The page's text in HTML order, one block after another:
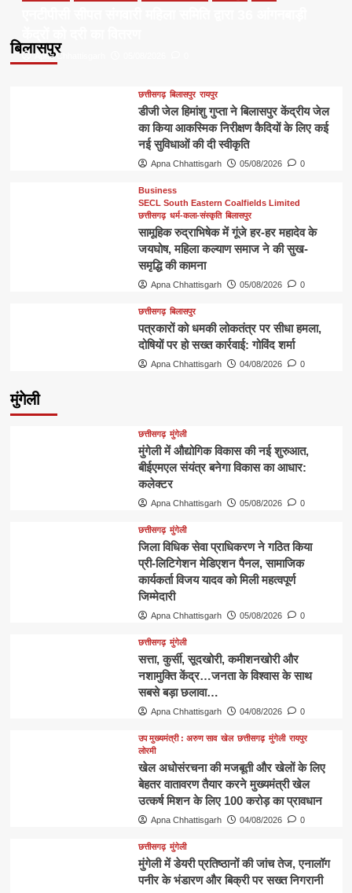
बिलासपुरApna Chhattisgarh
छत्तीसगढ़ बिलासपुर रायपुर
डीजी जेल हिमांशु गुप्ता ने बिलासपुर केंद्रीय जेल
का किया आकस्मिक निरीक्षण कैदियों के लिए कई
नई सुविधाओं की दी स्वीकृति
Apna Chhattisgarh 05/08/2026 0
Business
SECL South Eastern Coalfields Limited
छत्तीसगढ़ धर्म-कला-संस्कृति बिलासपुर
सामूहिक रुद्राभिषेक में गूंजे हर-हर महादेव के
जयघोष, महिला कल्याण समाज ने की सुख-
समृद्धि की कामना
Apna Chhattisgarh 05/08/2026 0
छत्तीसगढ़ बिलासपुर
पत्रकारों को धमकी लोकतंत्र पर सीधा हमला,
दोषियों पर हो सख्त कार्रवाई: गोविंद शर्मा
Apna Chhattisgarh 04/08/2026 0
मुंगेली
छत्तीसगढ़ मुंगेली
मुंगेली में औद्योगिक विकास की नई शुरुआत,
बीईएमएल संयंत्र बनेगा विकास का आधार:
कलेक्टर
Apna Chhattisgarh 05/08/2026 0
छत्तीसगढ़ मुंगेली
जिला विधिक सेवा प्राधिकरण ने गठित किया
प्री-लिटिगेशन मेडिएशन पैनल, सामाजिक
कार्यकर्ता विजय यादव को मिली महत्वपूर्ण
जिम्मेदारी
Apna Chhattisgarh 05/08/2026 0
छत्तीसगढ़ मुंगेली
​सत्ता, कुर्सी, सूदखोरी, कमीशनखोरी और
नशामुक्ति केंद्र…जनता के विश्वास के साथ
सबसे बड़ा छलावा…
Apna Chhattisgarh 04/08/2026 0
उप मुख्यमंत्री : अरुण साव खेल छत्तीसगढ़ मुंगेली रायपुर
लोरमी
खेल अधोसंरचना की मजबूती और खेलों के लिए
बेहतर वातावरण तैयार करने मुख्यमंत्री खेल
उत्कर्ष मिशन के लिए 100 करोड़ का प्रावधान
Apna Chhattisgarh 04/08/2026 0
छत्तीसगढ़ मुंगेली
मुंगेली में डेयरी प्रतिष्ठानों की जांच तेज, एनालॉग
पनीर के भंडारण और बिक्री पर सख्त निगरानी